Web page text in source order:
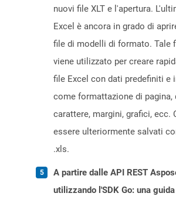
nuovi file XLT e l'apertura.
Excel è ancora in grado di
file di modelli di formato. Tale
viene utilizzato per creare
file Excel con dati predefiniti e
come formattazione di pagina,
carattere, margini, grafici, ecc.
essere ulteriormente salvati
.xls.
A partire dalle API REST
utilizzando l'SDK Go: una